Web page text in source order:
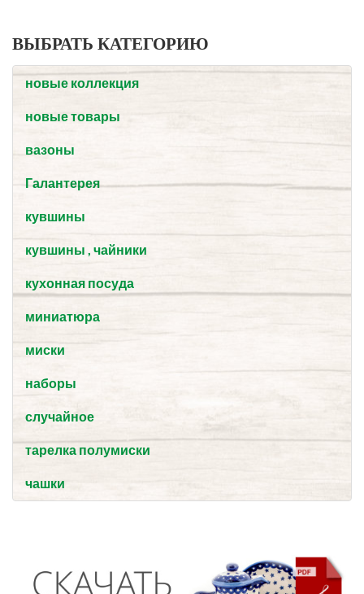
ВЫБРАТЬ КАТЕГОРИЮ
новые коллекция
новые товары
вазоны
Галантерея
кувшины
кувшины , чайники
кухонная посуда
миниатюра
миски
наборы
случайное
тарелка полумиски
чашки